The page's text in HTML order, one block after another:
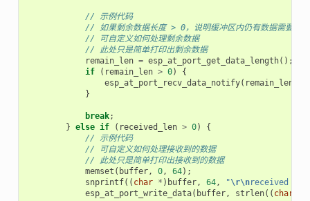
// 示例代码
// 如果剩余数据长度 > 0，说明缓冲区内仍有数据需要处理
// 可自定义如何处理剩余数据
// 此处只是简单打印出剩余数据
remain_len = esp_at_port_get_data_length();
if
( remain_len > 0)
{
esp_at_port_recv_data_notify( remain_len
}
break;
} else if ( received_len > 0)
{
// 示例代码
// 可自定义如何处理接收到的数据
// 此处只是简单打印出接收到的数据
memset ( buffer, 0, 64);
snprintf(( char * ) buffer, 64, "\r\nreceived
esp_at_port_write_data( buffer, strlen(( char